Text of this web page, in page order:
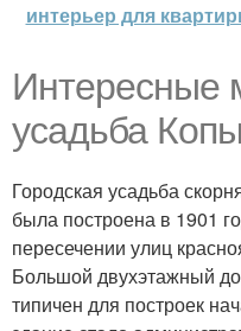
интерьер для
Интересные
усадьба
Городская усадьба
была построена в 1901
пересечении улиц
Большой двухэтажный
типичен для построек